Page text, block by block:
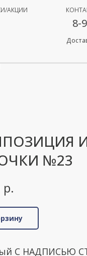
АКЦИИ
8-
№23
р.
С НАДПИСЬЮ